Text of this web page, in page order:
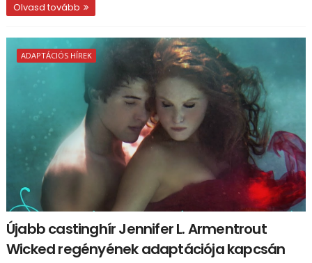
Olvasd tovább
ADAPTÁCIÓS HÍREK
Újabb castinghír Jennifer L. Armentrout
Wicked regényének adaptációja kapcsán